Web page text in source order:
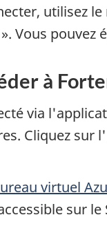
utilisez
. Vous pouvez
à
via
Cliquez
virtuel
sur le